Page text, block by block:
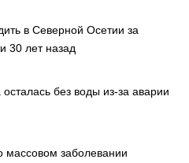
в Северной Осетии за
30 лет назад
без воды из-за аварии
заболевании